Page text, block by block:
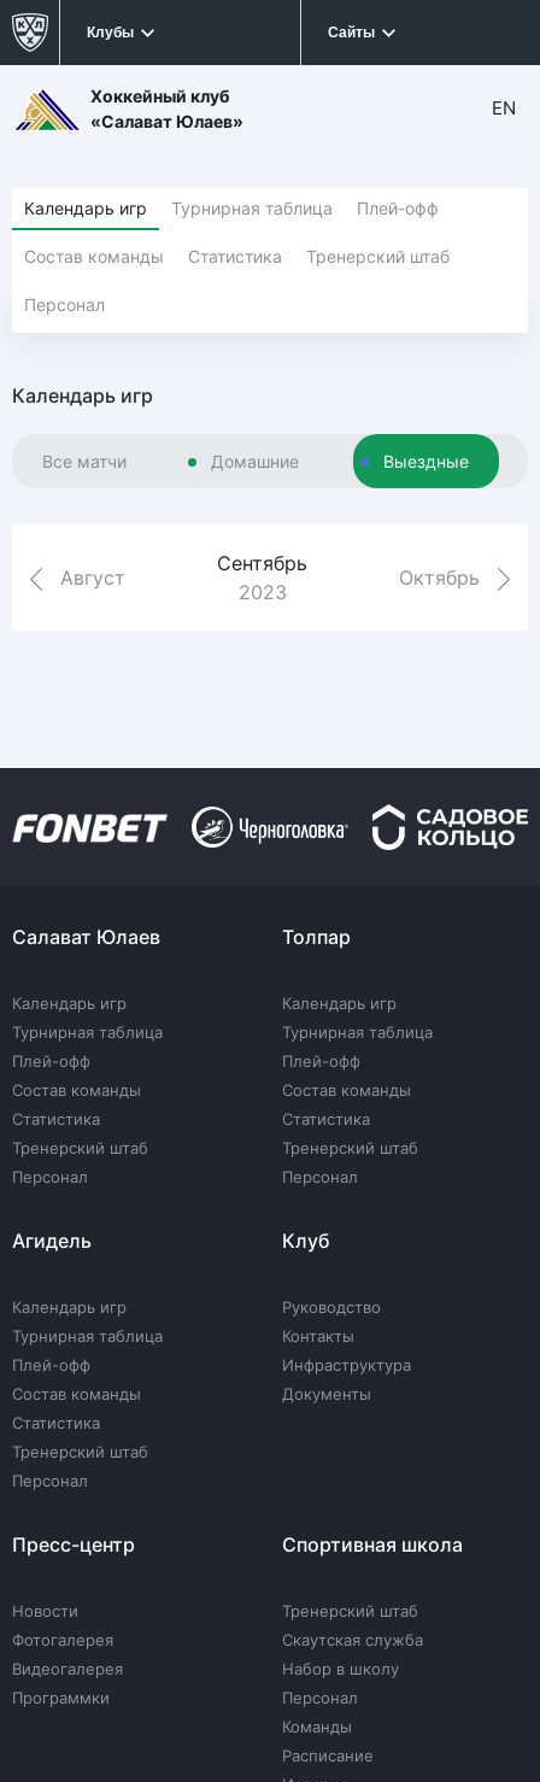
Клубы Сайты
Хоккейный клуб
«Салават Юлаев»
EN
Календарь игр Турнирная таблица Плей-офф
Состав команды Статистика Тренерский штаб
Персонал
Календарь игр
Все матчи Домашние Выездные
Август
Сентябрь
2023
Октябрь
Салават Юлаев
Календарь игр
Турнирная таблица
Плей-офф
Состав команды
Статистика
Тренерский штаб
Персонал
Толпар
Календарь игр
Турнирная таблица
Плей-офф
Состав команды
Статистика
Тренерский штаб
Персонал
Агидель
Календарь игр
Турнирная таблица
Плей-офф
Состав команды
Статистика
Тренерский штаб
Персонал
Клуб
Руководство
Контакты
Инфраструктура
Документы
Пресс-центр
Новости
Фотогалерея
Видеогалерея
Программки
Спортивная школа
Тренерский штаб
Скаутская служба
Набор в школу
Персонал
Команды
Расписание